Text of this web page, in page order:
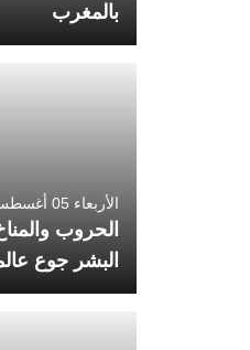
بالمغرب
الأربعاء 05 أغسطس 2026 - 5:51
الحروب
البشر جوع